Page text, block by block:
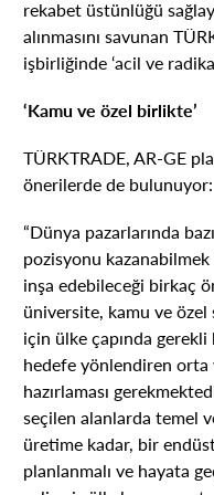
rekabet üstünlüğü
alınmasını savunan
işbirliğinde ‘acil ve
‘Kamu ve özel birlikte’
TÜRKTRADE, AR-GE
önerilerde de bulunuyor:
“Dünya pazarlarında
pozisyonu
inşa edebileceği birkaç
üniversite, kamu ve özel
için ülke çapında
hedefe yönlendiren orta
hazırlaması
seçilen alanlarda temel
üretime kadar, bir
planlanmalı ve hayata